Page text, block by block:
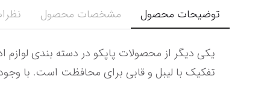
توضیحات محصول مشخصات محصول